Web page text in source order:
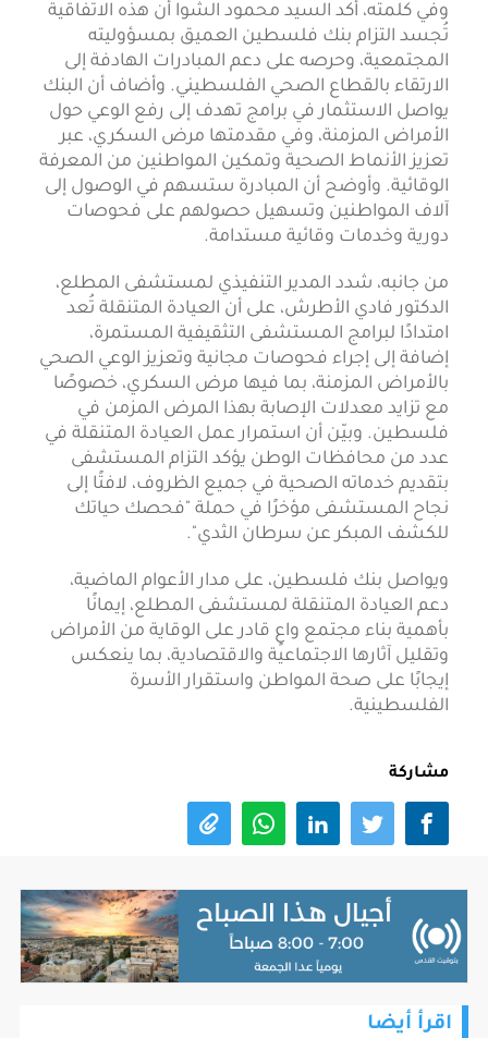
وفي كلمته، أكد السيد محمود الشوا أن هذه الاتفاقية
تُجسد التزام بنك فلسطين العميق بمسؤوليته
المجتمعية، وحرصه على دعم المبادرات الهادفة إلى
الارتقاء بالقطاع الصحي الفلسطيني. وأضاف أن البنك
يواصل الاستثمار في برامج تهدف إلى رفع الوعي حول
الأمراض المزمنة، وفي مقدمتها مرض السكري، عبر
تعزيز الأنماط الصحية وتمكين المواطنين من المعرفة
الوقائية. وأوضح أن المبادرة ستسهم في الوصول إلى
آلاف المواطنين وتسهيل حصولهم على فحوصات
دورية وخدمات وقائية مستدامة.
من جانبه، شدد المدير التنفيذي لمستشفى المطلع،
الدكتور فادي الأطرش، على أن العيادة المتنقلة تُعد
امتدادًا لبرامج المستشفى التثقيفية المستمرة،
إضافة إلى إجراء فحوصات مجانية وتعزيز الوعي الصحي
بالأمراض المزمنة، بما فيها مرض السكري، خصوصًا
مع تزايد معدلات الإصابة بهذا المرض المزمن في
فلسطين. وبيّن أن استمرار عمل العيادة المتنقلة في
عدد من محافظات الوطن يؤكد التزام المستشفى
بتقديم خدماته الصحية في جميع الظروف، لافتًا إلى
نجاح المستشفى مؤخرًا في حملة "فحصك حياتك
للكشف المبكر عن سرطان الثدي".
ويواصل بنك فلسطين، على مدار الأعوام الماضية،
دعم العيادة المتنقلة لمستشفى المطلع، إيمانًا
بأهمية بناء مجتمع واعٍ قادر على الوقاية من الأمراض
وتقليل آثارها الاجتماعية والاقتصادية، بما ينعكس
إيجابًا على صحة المواطن واستقرار الأسرة
الفلسطينية.
مشاركة
اقرأ أيضا